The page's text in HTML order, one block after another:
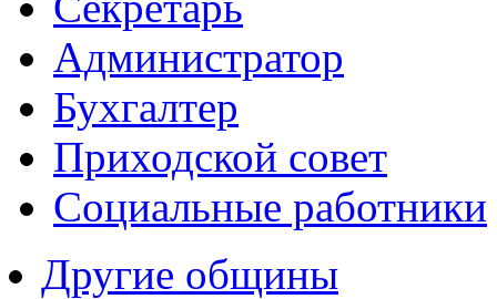
Администратор
Бухгалтер
Приходской совет
Социальные работники
Другие общины